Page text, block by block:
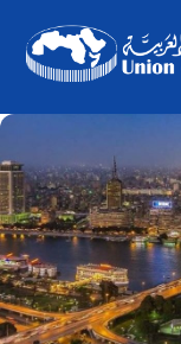
content